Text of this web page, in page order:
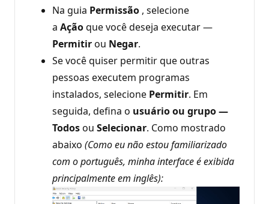
Na guia Permissão , selecione
a Açãoque você deseja executar —
Permitirou Negar.
Se você quiser permitir que outras
pessoas executem programas
instalados, selecione Permitir. Em
seguida, defina o usuário ou grupo —
Todosou Selecionar. Como mostrado
abaixo (Como eu não estou familiarizado
com o português, minha interface é exibida
principalmente em inglês):